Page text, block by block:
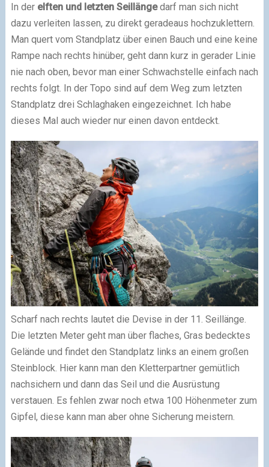
In der elften und letzten Seillängedarf man sich nicht
dazu verleiten lassen, zu direkt geradeaus hochzuklettern.
Man quert vom Standplatz über einen Bauch und eine keine
Rampe nach rechts hinüber, geht dann kurz in gerader Linie
nie nach oben, bevor man einer Schwachstelle einfach nach
rechts folgt. In der Topo sind auf dem Weg zum letzten
Standplatz drei Schlaghaken eingezeichnet. Ich habe
dieses Mal auch wieder nur einen davon entdeckt.
Scharf nach rechts lautet die Devise in der 11. Seillänge.
Die letzten Meter geht man über flaches, Gras bedecktes
Gelände und findet den Standplatz links an einem großen
Steinblock. Hier kann man den Kletterpartner gemütlich
nachsichern und dann das Seil und die Ausrüstung
verstauen. Es fehlen zwar noch etwa 100 Höhenmeter zum
Gipfel, diese kann man aber ohne Sicherung meistern.